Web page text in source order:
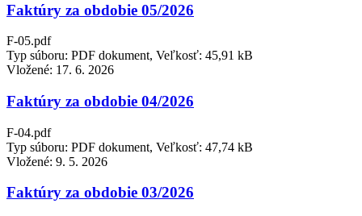
Faktúry za obdobie 05/2026
F-05.pdf
Typ súboru: PDF dokument, Veľkosť: 45,91 kB
Vložené: 17. 6. 2026
Faktúry za obdobie 04/2026
F-04.pdf
Typ súboru: PDF dokument, Veľkosť: 47,74 kB
Vložené: 9. 5. 2026
Faktúry za obdobie 03/2026